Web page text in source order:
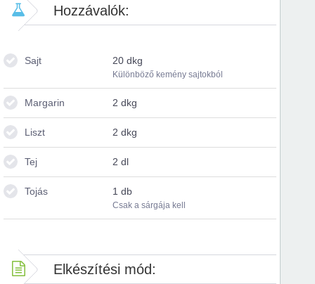
Hozzávalók:
Sajt 20 dkg
Különböző kemény sajtokból
Margarin 2 dkg
Liszt 2 dkg
Tej 2 dl
Tojás 1 db
Csak a sárgája kell
Elkészítési mód: